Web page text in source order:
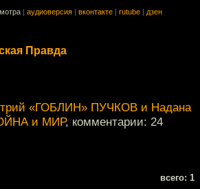
аудиоверсия вконтакте rutube дзен
Правда
«ГОБЛИН» ПУЧКОВ и Надана
и МИР, комментарии: 24
всего: 1